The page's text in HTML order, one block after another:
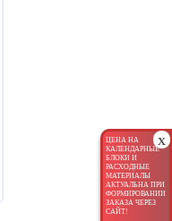
x
ЦЕНА НА
КАЛЕНДАРНЫЕ
БЛОКИ И
РАСХОДНЫЕ
МАТЕРИАЛЫ
АКТУАЛЬНА ПРИ
ФОРМИРОВАНИИ
ЗАКАЗА ЧЕРЕЗ
САЙТ!